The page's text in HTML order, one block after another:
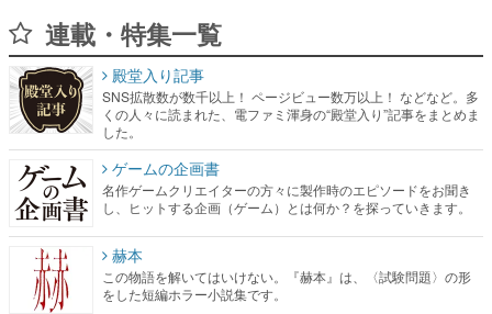
連載・特集一覧
殿堂入り記事
SNS拡散数が数千以上！ ページビュー数万以上！ などなど。多
くの人々に読まれた、電ファミ渾身の“殿堂入り”記事をまとめま
した。
ゲームの企画書
名作ゲームクリエイターの方々に製作時のエピソードをお聞き
し、ヒットする企画（ゲーム）とは何か？を探っていきます。
赫本
この物語を解いてはいけない。『赫本』は、〈試験問題〉の形
をした短編ホラー小説集です。